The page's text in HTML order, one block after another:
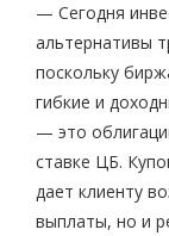
— Сегодня
альтернативы
поскольку
гибкие и
— это
ставке ЦБ.
дает клиенту
выплаты, но и